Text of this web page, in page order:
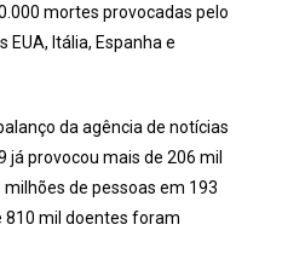
mortes provocadas pelo
EUA, Itália, Espanha e
da agência de notícias
já provocou mais de 206 mil
de pessoas em 193
810 mil doentes foram